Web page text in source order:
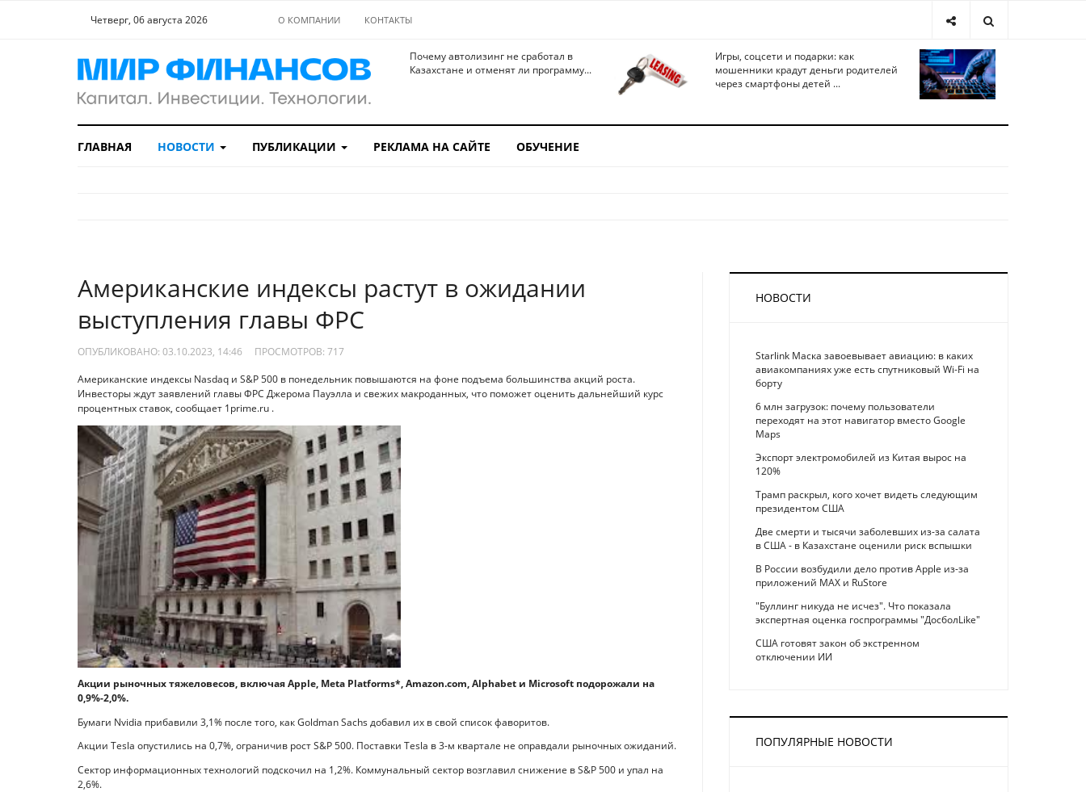
Четверг, 06 августа 2026 О КОМПАНИИ КОНТАКТЫ
Почему автолизинг не сработал в
Казахстане и отменят ли программу...
Игры, соцсети и подарки: как
мошенники крадут деньги родителей
через смартфоны детей ...
ГЛАВНАЯ НОВОСТИ ПУБЛИКАЦИИ РЕКЛАМА НА САЙТЕ ОБУЧЕНИЕ
Американские индексы растут в ожидании
выступления главы ФРС
ОПУБЛИКОВАНО: 03.10.2023, 14:46 ПРОСМОТРОВ: 717
Американские индексы Nasdaq и S&P 500 в понедельник повышаются на фоне подъема большинства акций роста.
Инвесторы ждут заявлений главы ФРС Джерома Пауэлла и свежих макроданных, что поможет оценить дальнейший курс
процентных ставок, сообщает 1prime.ru .
Акции рыночных тяжеловесов, включая Apple, Meta Platforms*, Amazon.com, Alphabet и Microsoft подорожали на
0,9%-2,0%.
Бумаги Nvidia прибавили 3,1% после того, как Goldman Sachs добавил их в свой список фаворитов.
Акции Tesla опустились на 0,7%, ограничив рост S&P 500. Поставки Tesla в 3-м квартале не оправдали рыночных ожиданий.
Сектор информационных технологий подскочил на 1,2%. Коммунальный сектор возглавил снижение в S&P 500 и упал на
2,6%.
НОВОСТИ
Starlink Маска завоевывает авиацию: в каких
авиакомпаниях уже есть спутниковый Wi-Fi на
борту
6 млн загрузок: почему пользователи
переходят на этот навигатор вместо Google
Maps
Экспорт электромобилей из Китая вырос на
120%
Трамп раскрыл, кого хочет видеть следующим
президентом США
Две смерти и тысячи заболевших из-за салата
в США - в Казахстане оценили риск вспышки
В России возбудили дело против Apple из-за
приложений MAX и RuStore
"Буллинг никуда не исчез". Что показала
экспертная оценка госпрограммы "ДосболLike"
США готовят закон об экстренном
отключении ИИ
ПОПУЛЯРНЫЕ НОВОСТИ